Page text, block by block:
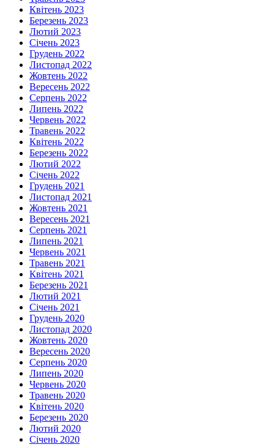
Квітень 2023
Березень 2023
Лютий 2023
Січень 2023
Грудень 2022
Листопад 2022
Жовтень 2022
Вересень 2022
Серпень 2022
Липень 2022
Червень 2022
Травень 2022
Квітень 2022
Березень 2022
Лютий 2022
Січень 2022
Грудень 2021
Листопад 2021
Жовтень 2021
Вересень 2021
Серпень 2021
Липень 2021
Червень 2021
Травень 2021
Квітень 2021
Березень 2021
Лютий 2021
Січень 2021
Грудень 2020
Листопад 2020
Жовтень 2020
Вересень 2020
Серпень 2020
Липень 2020
Червень 2020
Травень 2020
Квітень 2020
Березень 2020
Лютий 2020
Січень 2020